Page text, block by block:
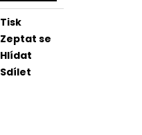
Tisk
Zeptat se
Hlídat
Sdílet